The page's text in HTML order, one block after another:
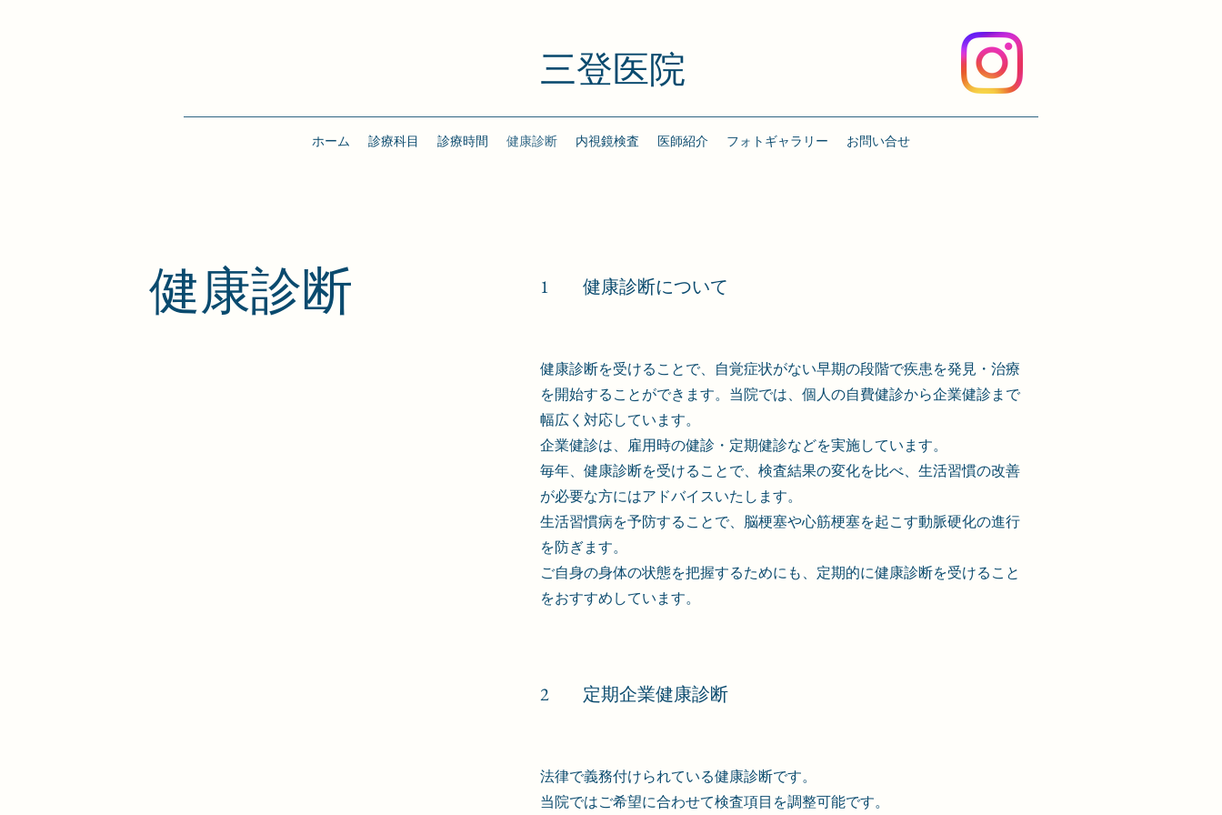
三登医院
ホーム 診療科目 診療時間 健康診断 内視鏡検査 医師紹介 フォトギャラリー お問い合せ
健康診断 1 健康診断について
健康診断を受けることで、自覚症状がない早期の段階で疾患を発見・治療
を開始することができます。当院では、個人の自費健診から企業健診まで
幅広く対応しています。
企業健診は、雇用時の健診・定期健診などを実施しています。
毎年、健康診断を受けることで、検査結果の変化を比べ、生活習慣の改善
が必要な方にはアドバイスいたします。
生活習慣病を予防することで、脳梗塞や心筋梗塞を起こす動脈硬化の進行
を防ぎます。
ご自身の身体の状態を把握するためにも、定期的に健康診断を受けること
をおすすめしています。
2 定期企業健康診断
法律で義務付けられている健康診断です。
当院ではご希望に合わせて検査項目を調整可能です。